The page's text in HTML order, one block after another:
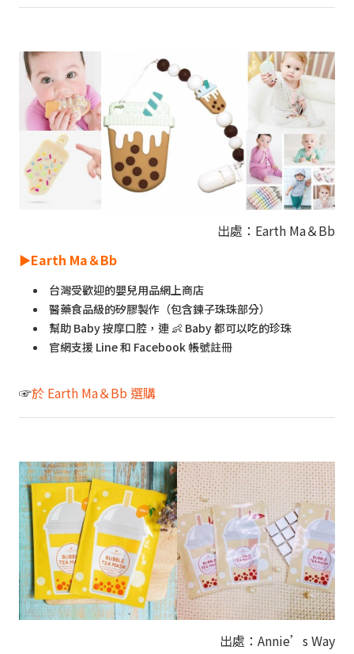
出處：Earth Ma＆Bb
►Earth Ma＆Bb
台灣受歡迎的嬰兒用品網上商店
醫藥食品級的矽膠製作（包含鍊子珠珠部分）
幫助 Baby 按摩口腔，連 👶 Baby 都可以吃的珍珠
官網支援 Line 和 Facebook 帳號註冊
☞於 Earth Ma＆Bb 選購
出處：Annie’s Way